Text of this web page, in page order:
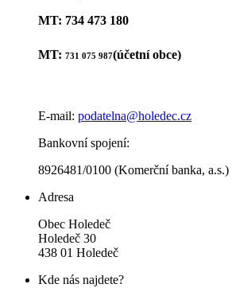
MT: 734 473 180
MT: 731 075 987(účetní obce)
E-mail: podatelna@holedec.cz
Bankovní spojení:
8926481/0100 (Komerční banka, a.s.)
Adresa
Obec Holedeč
Holedeč 30
438 01 Holedeč
Kde nás najdete?